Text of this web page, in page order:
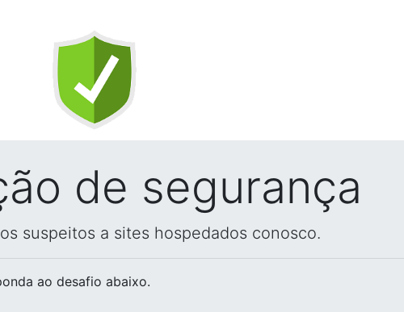
de segurança
suspeitos a sites hospedados conosco.
ao desafio abaixo.